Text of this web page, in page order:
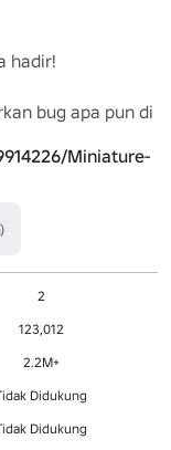
hadir!
bug apa pun di
Miniature-
2
123,012
2.2M+
Didukung
Didukung